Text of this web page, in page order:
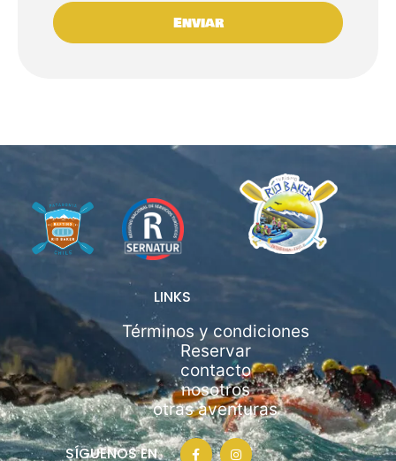
Enviar
LINKS
Términos y condiciones
Reservar
contacto
nosotros
otras aventuras
SÍGUENOS EN
F
a
I
n